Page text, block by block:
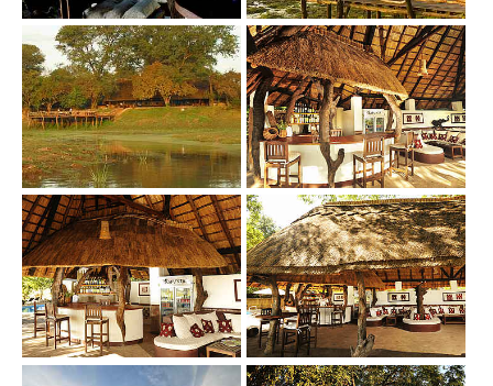
Show larger version Show larger version
Show larger version Show larger version
Show larger version Show larger version